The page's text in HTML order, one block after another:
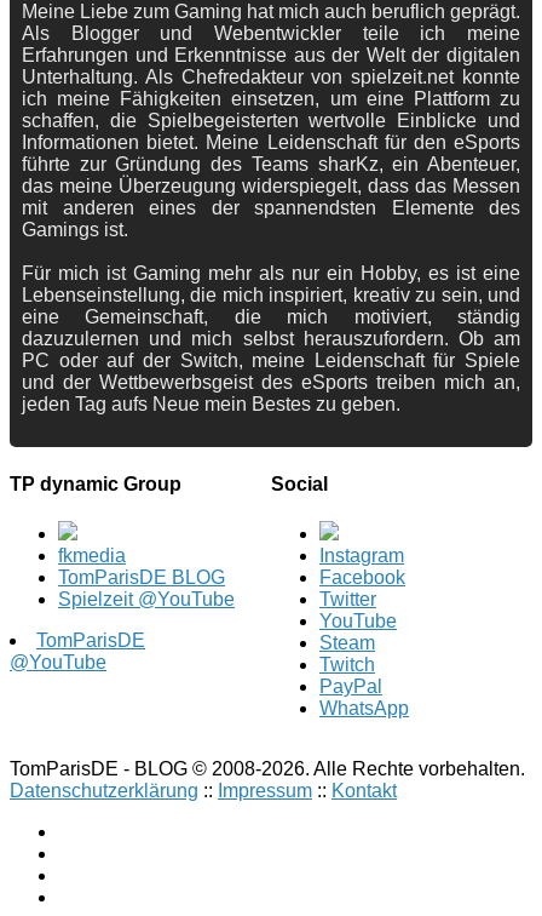
Meine Liebe zum Gaming hat mich auch beruflich geprägt.
Als Blogger und Webentwickler teile ich meine
Erfahrungen und Erkenntnisse aus der Welt der digitalen
Unterhaltung. Als Chefredakteur von spielzeit.net konnte
ich meine Fähigkeiten einsetzen, um eine Plattform zu
schaffen, die Spielbegeisterten wertvolle Einblicke und
Informationen bietet. Meine Leidenschaft für den eSports
führte zur Gründung des Teams sharKz, ein Abenteuer,
das meine Überzeugung widerspiegelt, dass das Messen
mit anderen eines der spannendsten Elemente des
Gamings ist.
Für mich ist Gaming mehr als nur ein Hobby, es ist eine
Lebenseinstellung, die mich inspiriert, kreativ zu sein, und
eine Gemeinschaft, die mich motiviert, ständig
dazuzulernen und mich selbst herauszufordern. Ob am
PC oder auf der Switch, meine Leidenschaft für Spiele
und der Wettbewerbsgeist des eSports treiben mich an,
jeden Tag aufs Neue mein Bestes zu geben.
TP dynamic Group
fkmedia
TomParisDE BLOG
Spielzeit @YouTube
TomParisDE
@YouTube
Social
Instagram
Facebook
Twitter
YouTube
Steam
Twitch
PayPal
WhatsApp
TomParisDE - BLOG © 2008-2026. Alle Rechte vorbehalten.
Datenschutzerklärung :: Impressum :: Kontakt